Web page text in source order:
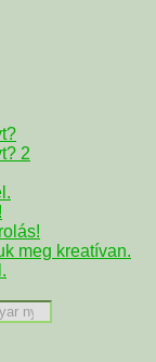
2
meg kreatívan.